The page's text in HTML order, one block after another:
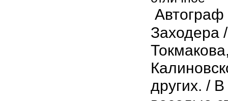
Заходера
других. / В